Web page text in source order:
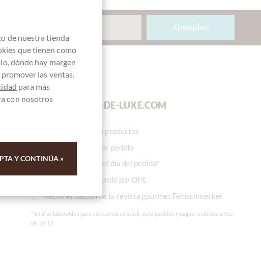
Absenden
SUS VENTAJAS
ENCHOCOLATS-DE-LUXE.COM
Gran selección de productos
Sin valor mínimo de pedido
Listo para enviar el día del pedido*
Envío a todo el mundo por DHL
Recomendación de la revista gourmet Feinschmecker
* En días laborables para mercancía en stock, para pedidos y pagos recibidos antes
de las 12
de nuestra tienda
que tienen como
dónde hay margen
las ventas.
para más
con nosotros
Y CONTINÚA »